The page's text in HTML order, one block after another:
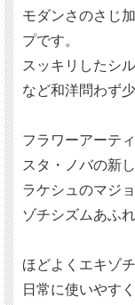
モダンさのさじ
プです。
スッキリしたシ
など和洋問わず
フラワーアーテ
スタ・ノバの新
ラケシュのマジ
ゾチシズムあふ
ほどよくエキゾ
日常に使いやす